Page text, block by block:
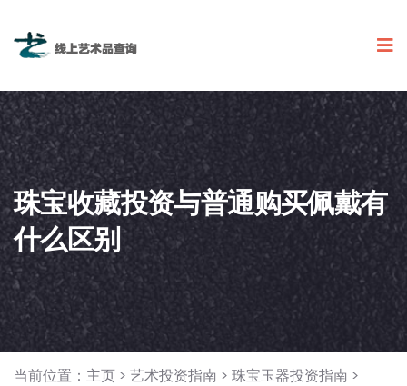
珠宝收藏投资与普通购买佩戴有
什么区别
当前位置： 主页 > 艺术投资指南 > 珠宝玉器投资指南 >